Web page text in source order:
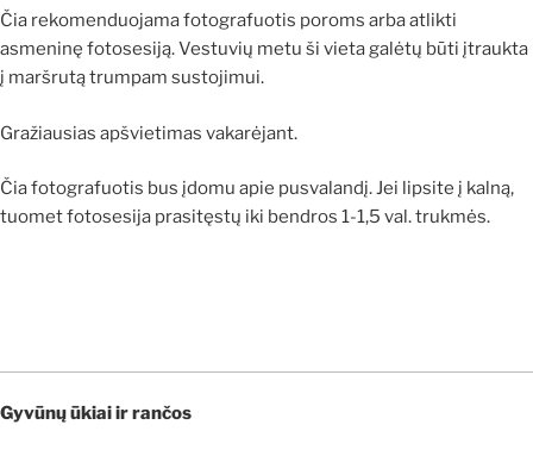
Čia rekomenduojama fotografuotis poroms arba atlikti
asmeninę fotosesiją. Vestuvių metu ši vieta galėtų būti įtraukta
į maršrutą trumpam sustojimui.
Gražiausias apšvietimas vakarėjant.
Čia fotografuotis bus įdomu apie pusvalandį. Jei lipsite į kalną,
tuomet fotosesija prasitęstų iki bendros 1-1,5 val. trukmės.
Gyvūnų ūkiai ir rančos